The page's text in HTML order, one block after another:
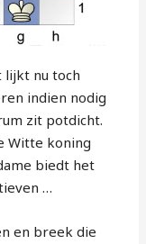
lijkt nu toch
indien nodig
zit potdicht.
Witte koning
biedt het
…
en breek die